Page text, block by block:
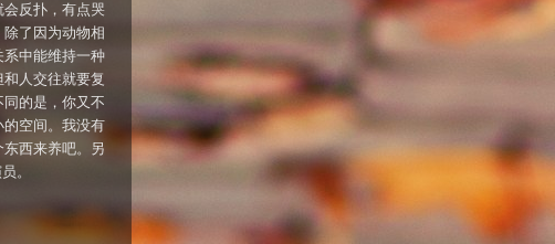
反扑，有点哭
了因为动物相
中能维持一种
人交往就要复
的是，你又不
空间。我没有
西来养吧。另
。